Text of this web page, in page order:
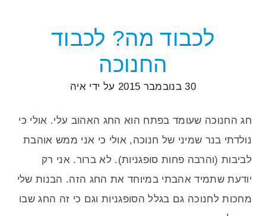
לכבוד מה? לכבוד
החנוכה
30 בנובמבר 2015 על ידי איה
חג החנוכה שעומד בפתח הוא החג האהוב עלי. אולי כי
נולדתי בנר שמיני של חנוכה, אולי כי אני ממש אוהבת
לביבות (והרבה פחות סופגניות). לא ברור. אני רק
יודעת שתמיד אהבתי במיוחד את החג הזה. הבנות שלי
מחכות לחנוכה גם בגלל הסופגניות וגם כי זה החג שבו